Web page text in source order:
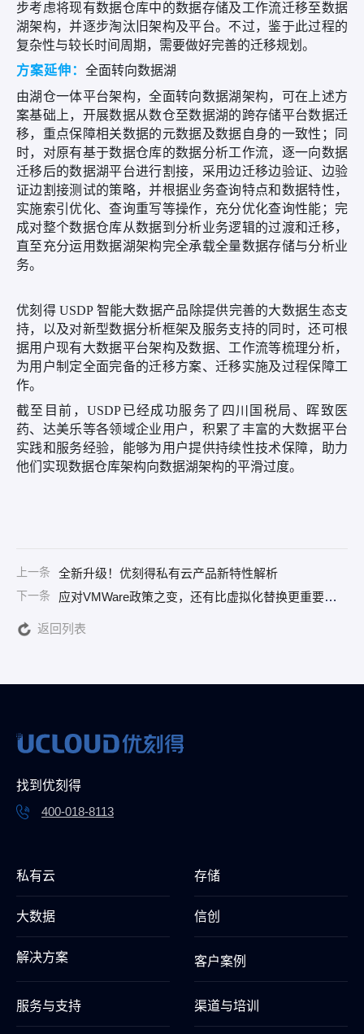
步考虑将现有数据仓库中的数据存储及工作流迁移至数据
湖架构，并逐步淘汰旧架构及平台。不过，鉴于此过程的
复杂性与较长时间周期，需要做好完善的迁移规划。
方案延伸： 全面转向数据湖
由湖仓一体平台架构，全面转向数据湖架构，可在上述方
案基础上，开展数据从数仓至数据湖的跨存储平台数据迁
移，重点保障相关数据的元数据及数据自身的一致性；同
时，对原有基于数据仓库的数据分析工作流，逐一向数据
迁移后的数据湖平台进行割接，采用边迁移边验证、边验
证边割接测试的策略，并根据业务查询特点和数据特性，
实施索引优化、查询重写等操作，充分优化查询性能；完
成对整个数据仓库从数据到分析业务逻辑的过渡和迁移，
直至充分运用数据湖架构完全承载全量数据存储与分析业
务。
优刻得 USDP 智能大数据产品除提供完善的大数据生态支
持，以及对新型数据分析框架及服务支持的同时，还可根
据用户现有大数据平台架构及数据、工作流等梳理分析，
为用户制定全面完备的迁移方案、迁移实施及过程保障工
作。
截至目前，USDP已经成功服务了四川国税局、晖致医
药、达美乐等各领域企业用户，积累了丰富的大数据平台
实践和服务经验，能够为用户提供持续性技术保障，助力
他们实现数据仓库架构向数据湖架构的平滑过度。
上一条 全新升级！优刻得私有云产品新特性解析
下一条 应对VMWare政策之变，还有比虚拟化替换更重要的事
返回列表
找到优刻得
400-018-8113
私有云 存储
大数据 信创
解决方案 客户案例
服务与支持 渠道与培训